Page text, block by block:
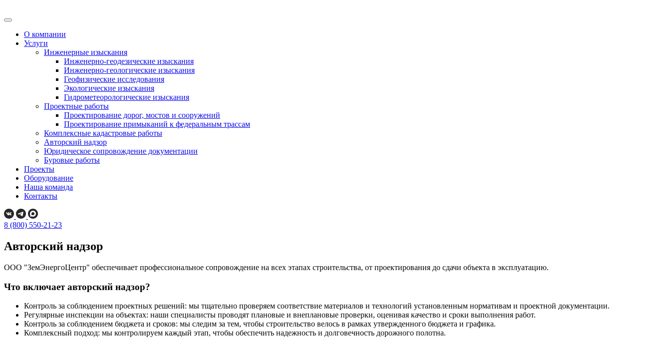
О компании
Услуги
Инженерные изыскания
Инженерно-геодезические изыскания
Инженерно-геологические изыскания
Геофизические исследования
Экологические изыскания
Гидрометеорологические изыскания
Проектные работы
Проектирование дорог, мостов и сооружений
Проектирование примыканий к федеральным трассам
Комплексные кадастровые работы
Авторский надзор
Юридическое сопровождение документации
Буровые работы
Проекты
Оборудование
Наша команда
Контакты
8 (800) 550-21-23
Авторский надзор
ООО "ЗемЭнергоЦентр" обеспечивает профессиональное сопровождение на всех этапах строительства, от проектирования до сдачи объекта в эксплуатацию.
Что включает авторский надзор?
Контроль за соблюдением проектных решений: мы тщательно проверяем соответствие материалов и технологий установленным нормативам и проектной документации.
Регулярные инспекции на объектах: наши специалисты проводят плановые и внеплановые проверки, оценивая качество и сроки выполнения работ.
Контроль за соблюдением бюджета и сроков: мы следим за тем, чтобы строительство велось в рамках утвержденного бюджета и графика.
Комплексный подход: мы контролируем каждый этап, чтобы обеспечить надежность и долговечность дорожного полотна.